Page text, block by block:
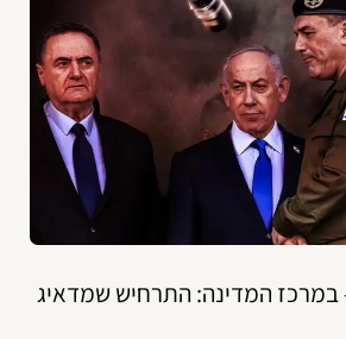
המדינה: התרחיש שמדאיג